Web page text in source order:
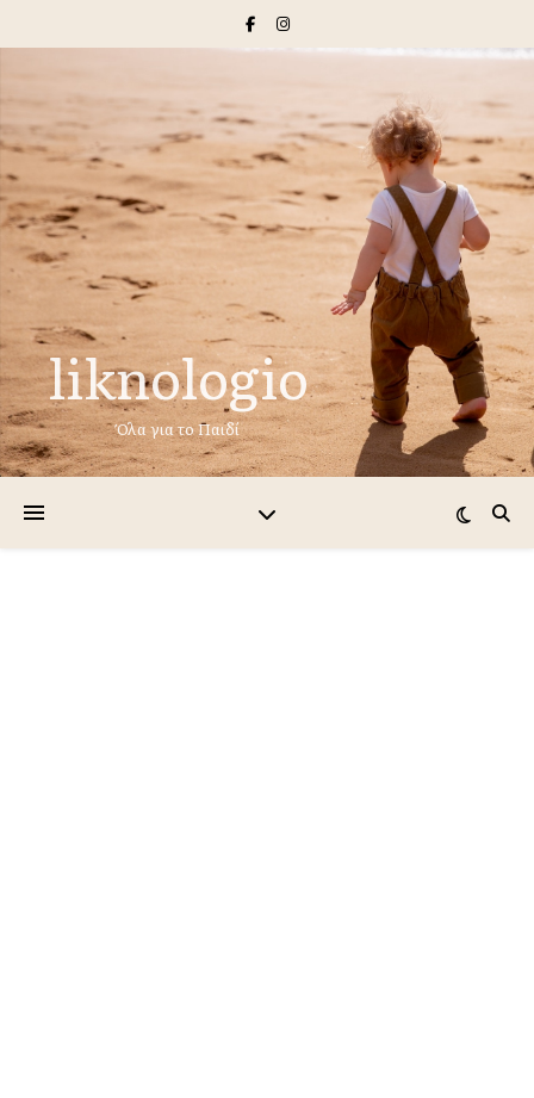
liknologio
Όλα για το Παιδί